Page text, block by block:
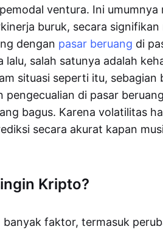
ventura. Ini umumnya
buruk, secara signifikan
dengan pasar beruang di
salah satunya adalah
situasi seperti itu, sebagian
di pasar
bagus. Karena volatilitas
secara akurat kapan
Kripto?
faktor, termasuk